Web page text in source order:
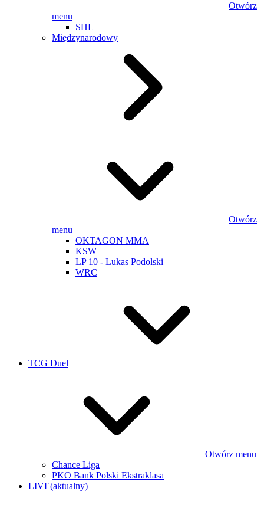
Otwórz
menu
SHL
Międzynarodowy
Otwórz
menu
OKTAGON MMA
KSW
LP 10 - Lukas Podolski
WRC
TCG Duel
Otwórz menu
Chance Liga
PKO Bank Polski Ekstraklasa
LIVE(aktualny)